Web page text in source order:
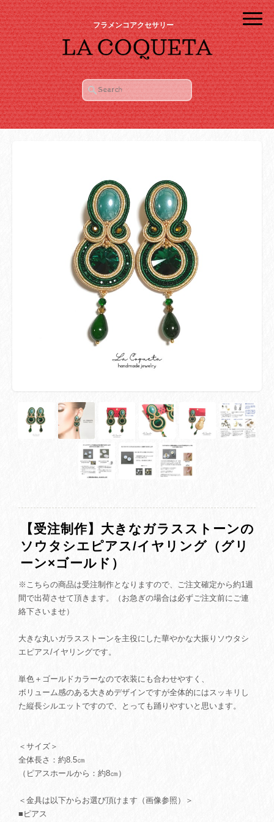
フラメンコアクセサリー
【受注制作】大きなガラスストーンの
ソウタシエピアス/イヤリング（グリ
ーン×ゴールド）
※こちらの商品は受注制作となりますので、ご注文確定から約1週
間で出荷させて頂きます。（お急ぎの場合は必ずご注文前にご連
絡下さいませ）
大きな丸いガラスストーンを主役にした華やかな大振りソウタシ
エピアス/イヤリングです。
単色＋ゴールドカラーなので衣装にも合わせやすく、
ボリューム感のある大きめデザインですが全体的にはスッキリし
た縦長シルエットですので、とっても踊りやすいと思います。
＜サイズ＞
全体長さ：約8.5㎝
（ピアスホールから：約8㎝）
＜金具は以下からお選び頂けます（画像参照）＞
■ピアス